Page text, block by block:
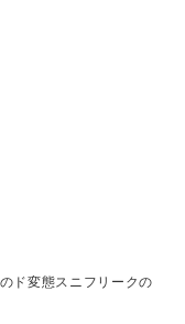
変態スニフリークの